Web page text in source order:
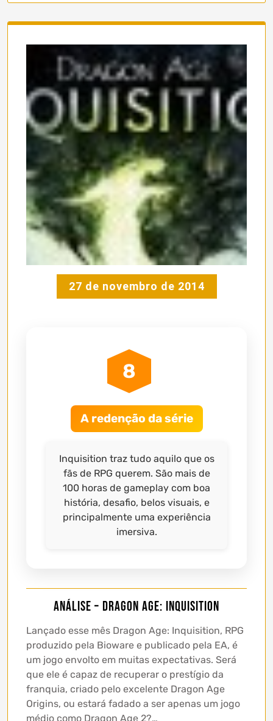
27 de novembro de 2014
8
A redenção da série
Inquisition traz tudo aquilo que os
fãs de RPG querem. São mais de
100 horas de gameplay com boa
história, desafio, belos visuais, e
principalmente uma experiência
imersiva.
Análise – Dragon Age: Inquisition
Lançado esse mês Dragon Age: Inquisition, RPG
produzido pela Bioware e publicado pela EA, é
um jogo envolto em muitas expectativas. Será
que ele é capaz de recuperar o prestígio da
franquia, criado pelo excelente Dragon Age
Origins, ou estará fadado a ser apenas um jogo
médio como Dragon Age 2?…